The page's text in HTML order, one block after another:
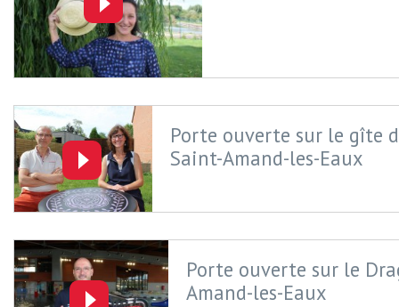
Porte ouverte sur le gîte
Saint-Amand-les-Eaux
Porte ouverte sur le
Amand-les-Eaux